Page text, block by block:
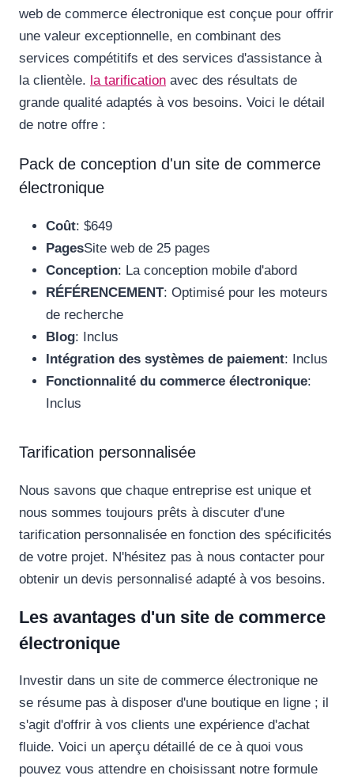
web de commerce électronique est conçue pour offrir
une valeur exceptionnelle, en combinant des
services compétitifs et des services d'assistance à
la clientèle. la tarification avec des résultats de
grande qualité adaptés à vos besoins. Voici le détail
de notre offre :
Pack de conception d'un site de commerce
électronique
Coût: $649
PagesSite web de 25 pages
Conception: La conception mobile d'abord
RÉFÉRENCEMENT: Optimisé pour les moteurs
de recherche
Blog: Inclus
Intégration des systèmes de paiement: Inclus
Fonctionnalité du commerce électronique:
Inclus
Tarification personnalisée
Nous savons que chaque entreprise est unique et
nous sommes toujours prêts à discuter d'une
tarification personnalisée en fonction des spécificités
de votre projet. N'hésitez pas à nous contacter pour
obtenir un devis personnalisé adapté à vos besoins.
Les avantages d'un site de commerce
électronique
Investir dans un site de commerce électronique ne
se résume pas à disposer d'une boutique en ligne ; il
s'agit d'offrir à vos clients une expérience d'achat
fluide. Voici un aperçu détaillé de ce à quoi vous
pouvez vous attendre en choisissant notre formule